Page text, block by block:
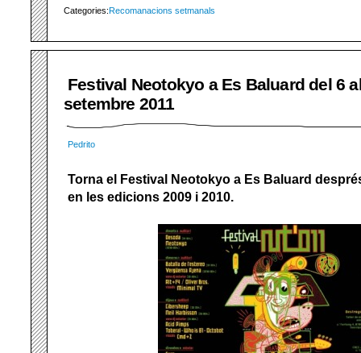
Categories:Recomanacions setmanals
Festival Neotokyo a Es Baluard del 6
setembre 2011
Pedrito
Torna el Festival Neotokyo a Es Baluard
en les edicions 2009 i 2010.